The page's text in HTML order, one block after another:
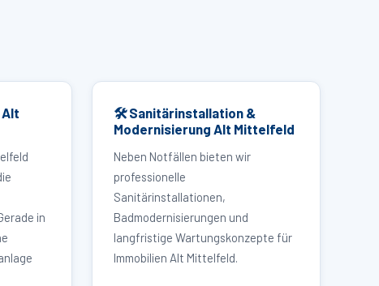
in
🛠 Sanitärinstallation &
Modernisierung Alt Mittelfeld
Neben Notfällen bieten wir
professionelle
Sanitärinstallationen,
Badmodernisierungen und
langfristige Wartungskonzepte für
Immobilien Alt Mittelfeld.